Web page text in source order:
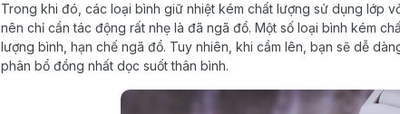
Trong khi đó, các loại bình giữ nhiệt kém chất lượng sử dụng lớp
nên chỉ cần tác động rất nhẹ là đã ngã đổ. Một số loại bình kém
lượng bình, hạn chế ngã đổ. Tuy nhiên, khi cầm lên, bạn sẽ dễ
phân bổ đồng nhất dọc suốt thân bình.